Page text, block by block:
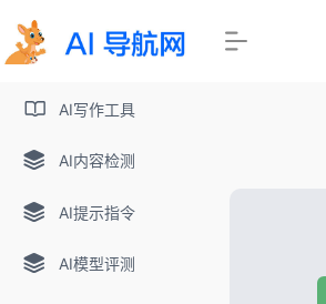
AI写作工具
AI内容检测
AI提示指令
AI模型评测